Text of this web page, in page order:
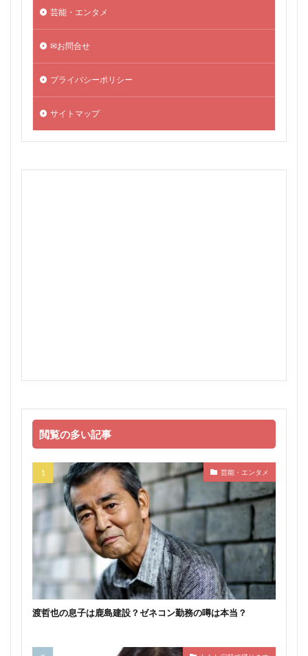
芸能・エンタメ
✉お問合せ
プライバシーポリシー
サイトマップ
閲覧の多い記事
芸能・エンタメ
渡哲也の息子は鹿島建設？ゼネコン勤務の噂は本当？